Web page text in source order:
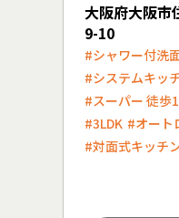
大阪府大阪市
9-10
#シャワー付洗
#システムキッ
#スーパー 徒歩
#3LDK #オート
#対面式キッチ